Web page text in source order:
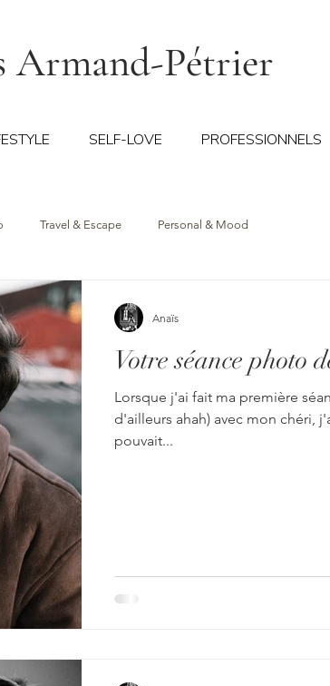
Armand-Pétrier
SELF-LOVE PROFESSIONNELS
Travel & Escape Personal & Mood
Votre séance photo
Lorsque j'ai fait ma première
d'ailleurs ahah) avec mon chéri,
pouvait...
Anaïs